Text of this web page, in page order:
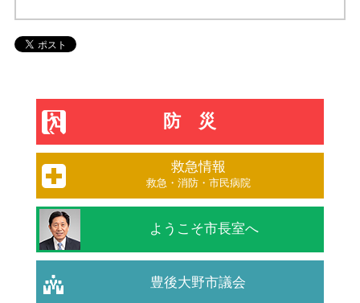
防災
救急情報
救急・消防・市民病院
ようこそ市長室へ
豊後大野市議会